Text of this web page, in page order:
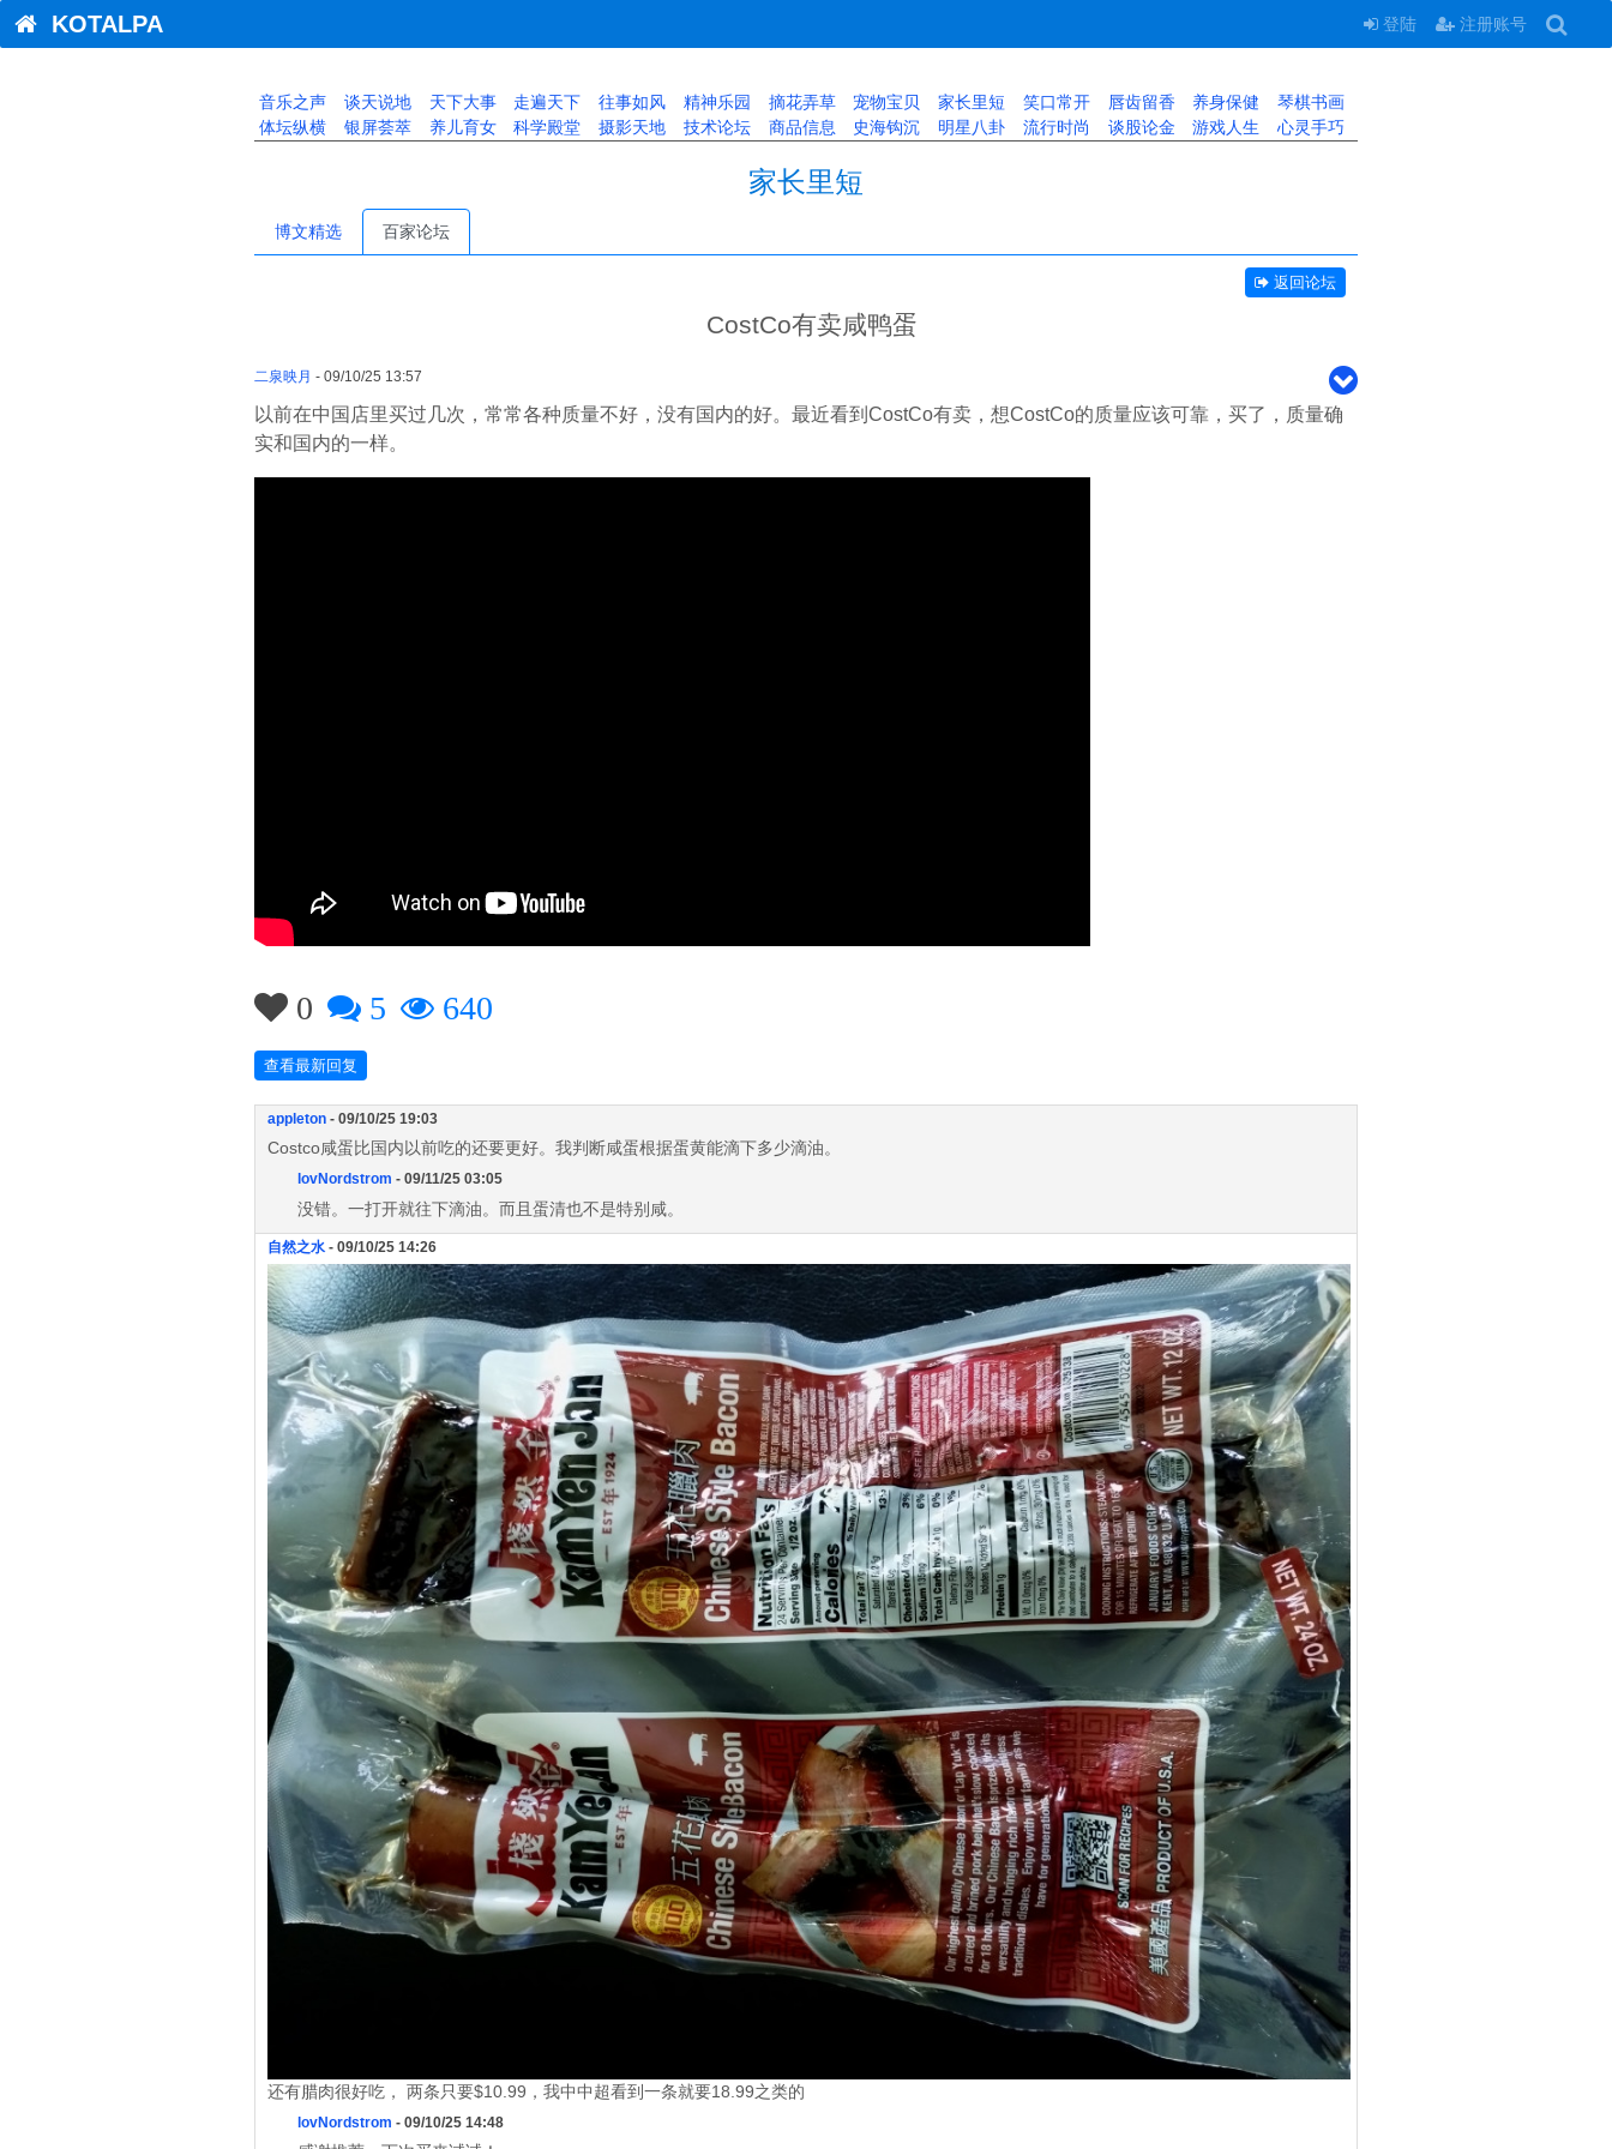
KOTALPA 登陆 注册账号
音乐之声 谈天说地 天下大事 走遍天下 往事如风 精神乐园 摘花弄草 宠物宝贝 家长里短 笑口常开 唇齿留香 养身保健
琴棋书画
体坛纵横
银屏荟萃 养儿育女 科学殿堂 摄影天地 技术论坛 商品信息 史海钩沉 明星八卦 流行时尚 谈股论金 游戏人生 心灵手巧
家长里短
博文精选 百家论坛
返回论坛
CostCo有卖咸鸭蛋
二泉映月 - 09/10/25 13:57
以前在中国店里买过几次，常常各种质量不好，没有国内的好。最近看到CostCo有卖，想CostCo的质量应该可靠，买了，质量确
实和国内的一样。
0 5 640
查看最新回复
appleton - 09/10/25 19:03
Costco咸蛋比国内以前吃的还要更好。我判断咸蛋根据蛋黄能滴下多少滴油。
lovNordstrom - 09/11/25 03:05
没错。一打开就往下滴油。而且蛋清也不是特别咸。
自然之水 - 09/10/25 14:26
还有腊肉很好吃， 两条只要$10.99，我中中超看到一条就要18.99之类的
lovNordstrom - 09/10/25 14:48